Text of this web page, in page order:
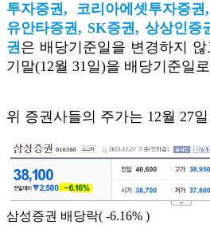
투자증권, 코리아에셋투자증
유안타증권, SK증권, 상상인증
권 은 배당기준일을 변경하지
기말(12월 31일)을 배당기준일
위 증권사들의 주가는 12월 27
삼성증권 배당락( -6.16% )